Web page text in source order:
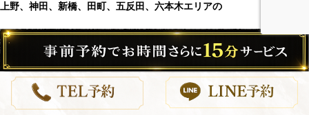
上野、神田、新橋、田町、五反田、六本木エリアの
セクキャバ・いちゃキャバ・キャバクラなら
秋葉原（アキバ）『イチャキャバ』CLUB PLATINUM
営業時間 18時～1時 定休日 日曜日